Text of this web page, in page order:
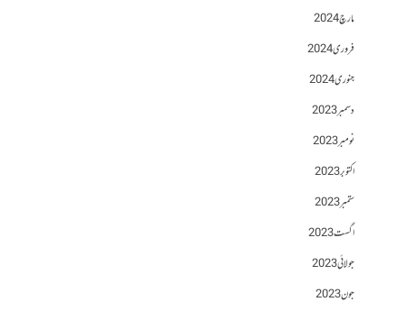
مارچ 2024
فروری 2024
جنوری 2024
دسمبر 2023
نومبر 2023
اکتوبر 2023
ستمبر 2023
اگست 2023
جولائی 2023
جون 2023